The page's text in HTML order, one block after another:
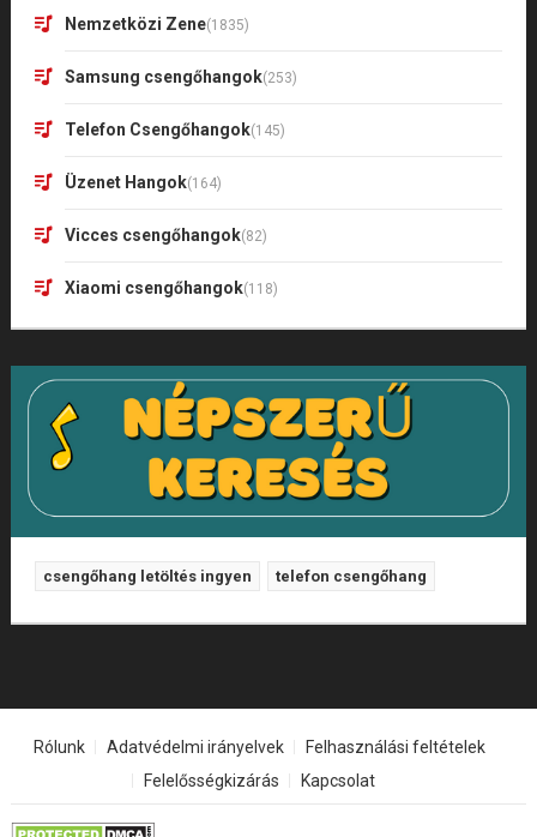
Nemzetközi Zene(1835)
Samsung csengőhangok(253)
Telefon Csengőhangok(145)
Üzenet Hangok(164)
Vicces csengőhangok(82)
Xiaomi csengőhangok(118)
csengőhang letöltés ingyen telefon csengőhang
Rólunk Adatvédelmi irányelvek
Felhasználási feltételek
Felelősségkizárás
Kapcsolat